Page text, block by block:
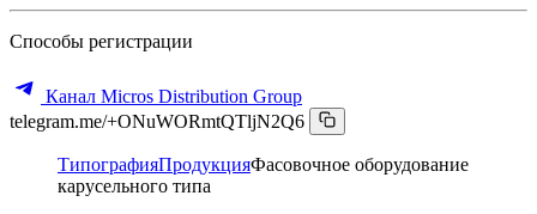
Способы регистрации
Канал Micros Distribution Group
telegram.me/+ONuWORmtQTljN2Q6
ТипографияПродукцияФасовочное оборудование
карусельного типа